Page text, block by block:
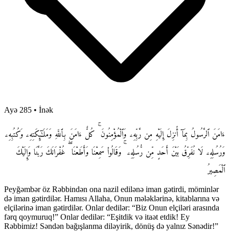
Ayə 285 • İnək
ءَامَنَ ٱلرَّسُولُ بِمَآ أُنزِلَ إِلَيْهِ مِن رَّبِّهِۦ وَٱلْمُؤْمِنُونَ ۚ كُلٌّ ءَامَنَ بِٱللَّهِ وَمَلَـٰٓئِكَتِهِۦ وَكُتُبِهِۦ
وَرُسُلِهِۦ لَا نُفَرِّقُ بَيْنَ أَحَدٍ مِّن رُّسُلِهِۦ ۚ وَقَالُوا۟ سَمِعْنَا وَأَطَعْنَا ۖ غُفْرَانَكَ رَبَّنَا وَإِلَيْكَ
ٱلْمَصِيرُ
Peyğəmbər öz Rəbbindən ona nazil edilənə iman gətirdi, möminlər
də iman gətirdilər. Hamısı Allaha, Onun mələklərinə, kitablarına və
elçilərinə iman gətirdilər. Onlar dedilər: “Biz Onun elçiləri arasında
fərq qoymuruq!” Onlar dedilər: “Eşitdik və itaət etdik! Ey
Rəbbimiz! Səndən bağışlanma diləyirik, dönüş də yalnız Sənədir!”